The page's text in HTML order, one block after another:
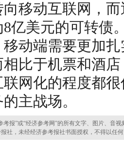
移动互联网，
亿美元的可转债
动端需要更加
比于机票和酒
网化的程度都
主战场。
报”或“经济参考网”的所有文字、图片、音视
社，未经经济参考报社书面授权，不得以任